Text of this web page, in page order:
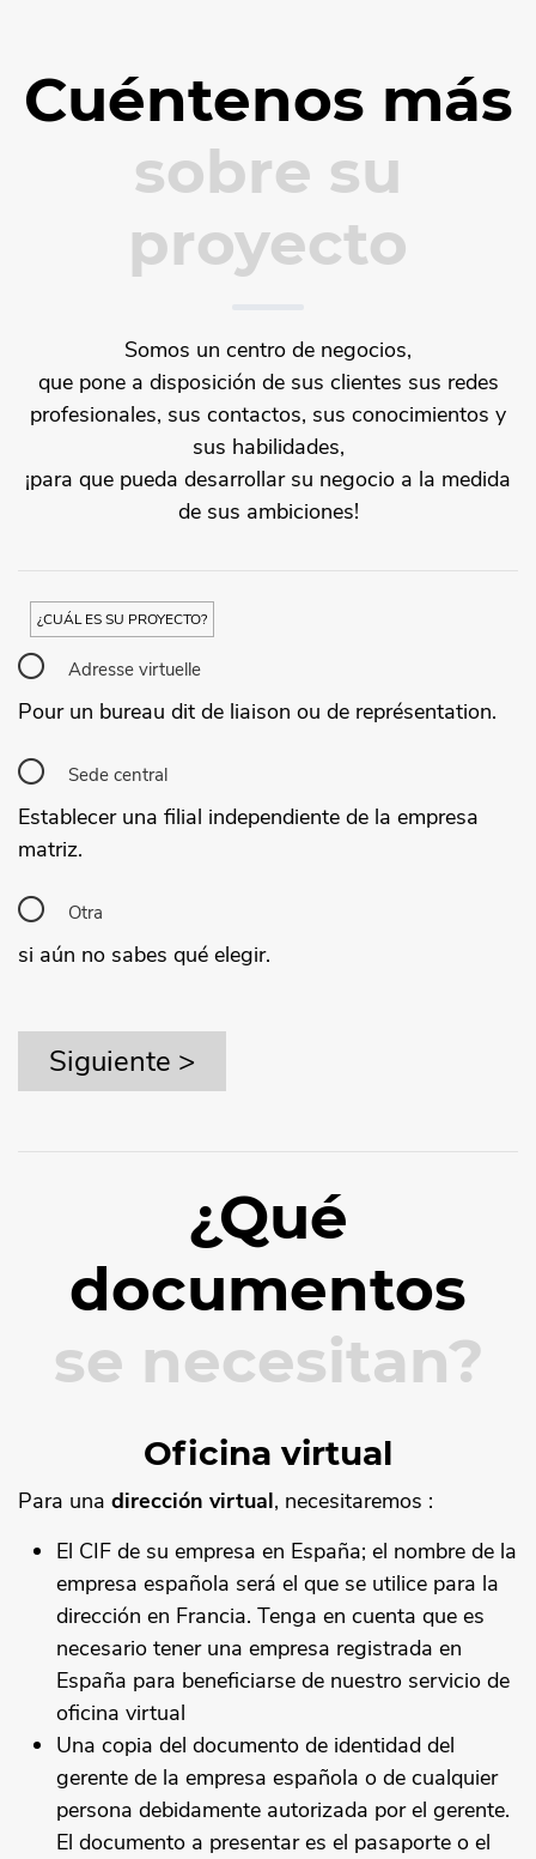
Cuéntenos más
sobre su
proyecto
Somos un centro de negocios,
que pone a disposición de sus clientes sus redes
profesionales, sus contactos, sus conocimientos y
sus habilidades,
¡para que pueda desarrollar su negocio a la medida
de sus ambiciones!
¿CUÁL ES SU PROYECTO?
Adresse virtuelle
Pour un bureau dit de liaison ou de représentation.
Sede central
Establecer una filial independiente de la empresa
matriz.
Otra
si aún no sabes qué elegir.
¿Qué
documentos
se necesitan?
Oficina virtual
Para una dirección virtual, necesitaremos :
El CIF de su empresa en España; el nombre de la
empresa española será el que se utilice para la
dirección en Francia. Tenga en cuenta que es
necesario tener una empresa registrada en
España para beneficiarse de nuestro servicio de
oficina virtual
Una copia del documento de identidad del
gerente de la empresa española o de cualquier
persona debidamente autorizada por el gerente.
El documento a presentar es el pasaporte o el